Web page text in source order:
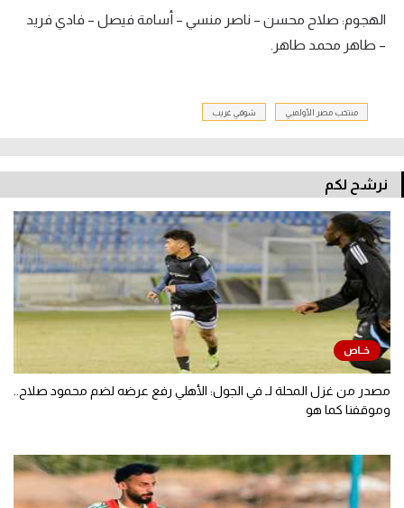
الهجوم: صلاح محسن – ناصر منسي – أسامة فيصل – فادي فريد
– طاهر محمد طاهر.
منتخب مصر الأولمبي شوقي غريب
نرشح لكم
مصدر من غزل المحلة لـ في الجول: الأهلي رفع عرضه لضم محمود صلاح..
وموقفنا كما هو